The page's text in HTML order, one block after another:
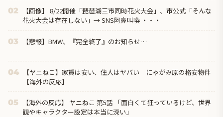
02
【画像】 8/22開催「琵琶湖三市同時花火大会」、市公式「そんな
花火大会は存在しない」→ SNS阿鼻叫喚 ・・・
03 【悲報】BMW、『完全終了』のお知らせ…
04
【ヤニねこ】家賃は安い、住人はヤバい にゃがみ原の格安物件
【海外の反応】
05
【海外の反応】 ヤニねこ 第5話 「面白くて狂っているけど、世界
観やキャラクター設定は本当に深い」